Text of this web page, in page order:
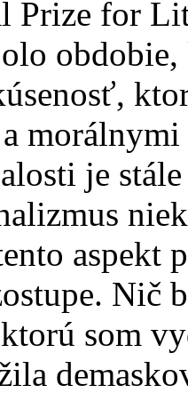
Prize for
morálnymi
je
aspekt
Nič
som